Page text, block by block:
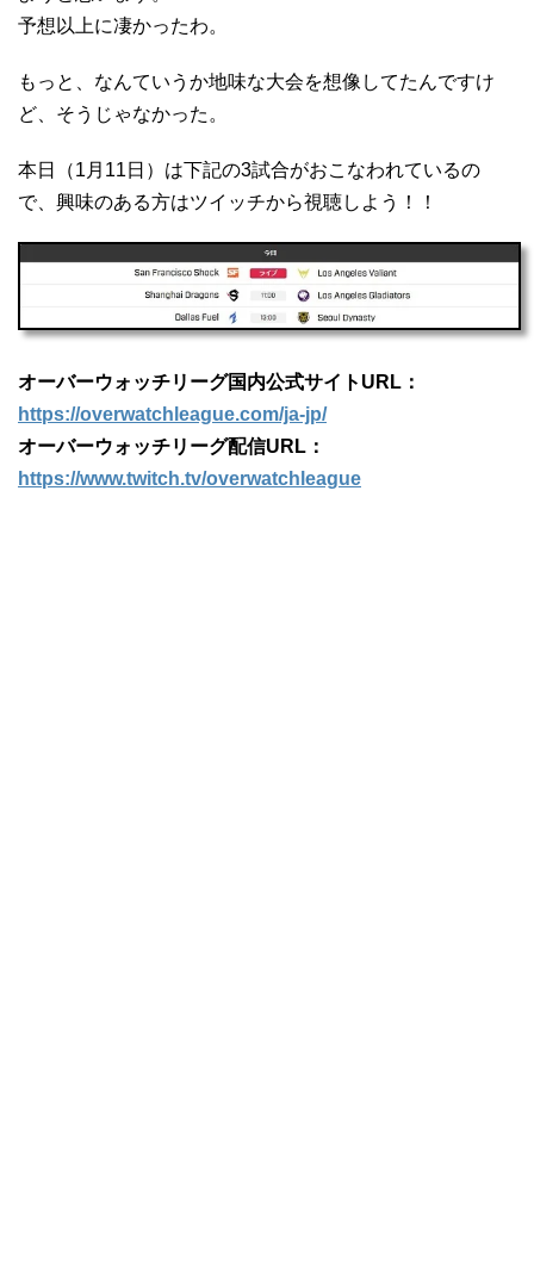
予想以上に凄かったわ。
もっと、なんていうか地味な大会を想像してたんですけ
ど、そうじゃなかった。
本日（1月11日）は下記の3試合がおこなわれているの
で、興味のある方はツイッチから視聴しよう！！
オーバーウォッチリーグ国内公式サイトURL：
https://overwatchleague.com/ja-jp/
オーバーウォッチリーグ配信URL：
https://www.twitch.tv/overwatchleague